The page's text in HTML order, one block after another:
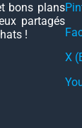
bons plans
partagés
!
X